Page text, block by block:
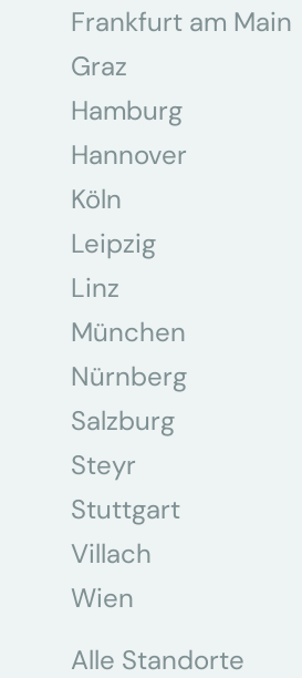
Frankfurt am Main
Graz
Hamburg
Hannover
Köln
Leipzig
Linz
München
Nürnberg
Salzburg
Steyr
Stuttgart
Villach
Wien
Alle Standorte